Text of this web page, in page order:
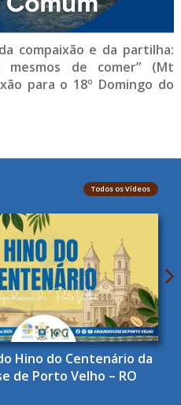
compaixão e da partilha:
mesmos de comer” (Mt
para o 18º Domingo do
Todos os Vídeos
Hino do Centenário da
de Porto Velho – RO